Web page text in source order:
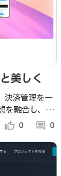
美しく
決済管理を一
を融合し、劇
次世代の管理
thumb_up_alt 0 comment 0